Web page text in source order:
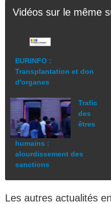
Vidéos sur le même
EURINFO :
Transplantation et don
d'organes
Trafic
des
êtres
humains :
alourdissement des
sanctions
Les autres actualités